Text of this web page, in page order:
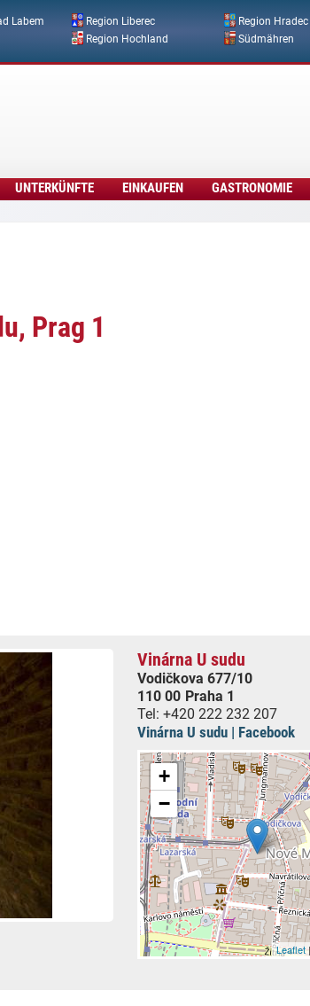
Direkt zum Inhalt
Labem Region Liberec Region
Region Hochland Südmähren
UNTERKÜNFTE EINKAUFEN GASTRONOMIE
Prag 1
Vinárna U sudu
Vodičkova 677/10
110 00 Praha 1
Tel: +420 222 232 207
Vinárna U sudu | Facebook
+
−
Leaflet|